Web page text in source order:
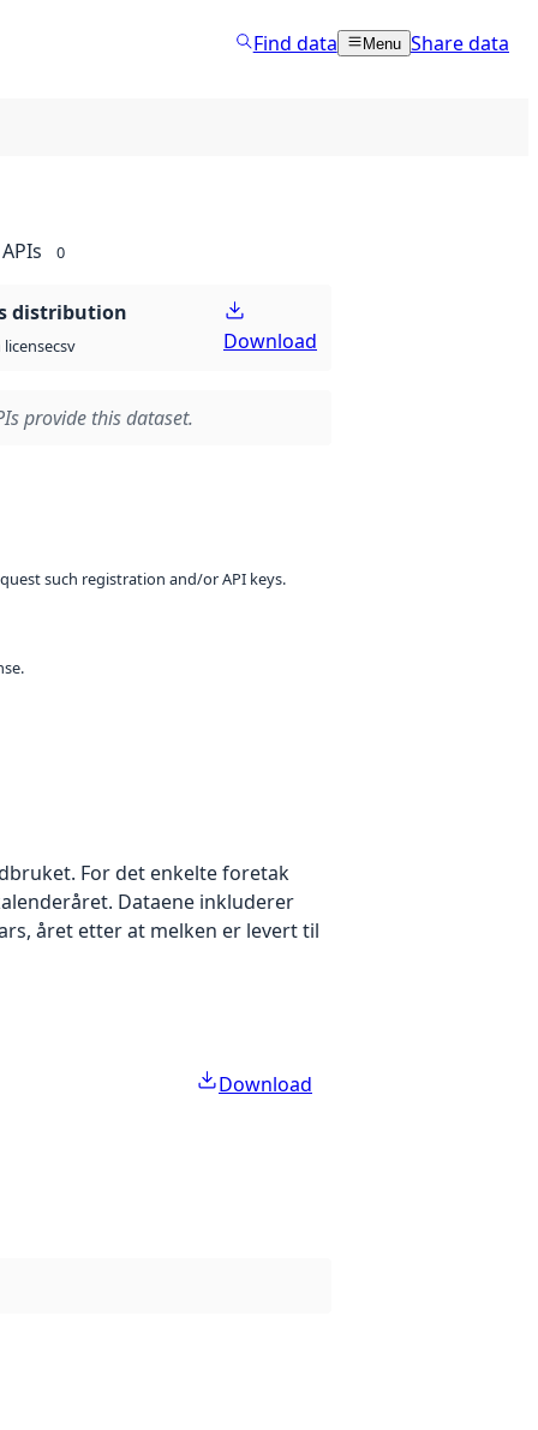
Find data Menu Share data
APIs 0
distribution
csv Download
provide this dataset.
such registration and/or API keys.
For det enkelte foretak
Dataene inkluderer
året etter at melken er levert til
Download